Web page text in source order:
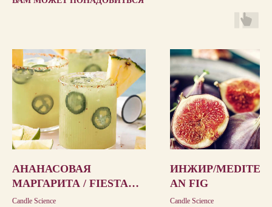
АНАНАСОВАЯ
МАРГАРИТА / FIESTA
PINEAPPLE
Candle Science
ИНЖИР/
AN FIG
Candle Science